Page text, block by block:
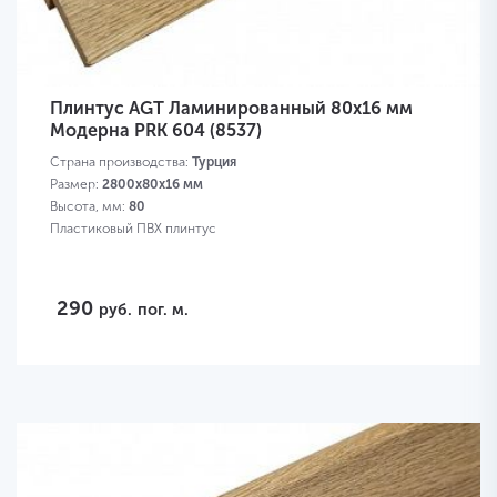
Плинтус AGT Ламинированный 80х16 мм
Модерна PRK 604 (8537)
Страна производства: Турция
Размер: 2800х80х16 мм
Высота, мм: 80
Пластиковый ПВХ плинтус
290 руб. пог. м.